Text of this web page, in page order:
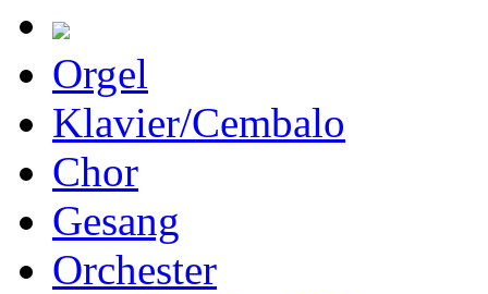
Orgel
Klavier/Cembalo
Chor
Gesang
Orchester